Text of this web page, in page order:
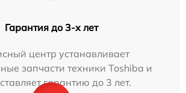
Гарантия до 3-х лет
центр устанавливает
запчасти техники Toshiba и
гарантию до 3 лет.